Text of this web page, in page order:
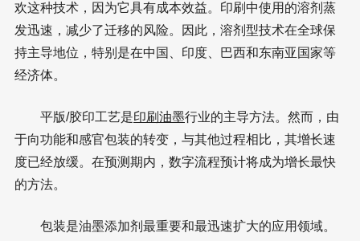
欢这种技术，因为它具有成本效益。印刷中使用的溶剂蒸
发迅速，减少了迁移的风险。因此，溶剂型技术在全球保
持主导地位，特别是在中国、印度、巴西和东南亚国家等
经济体。
平版/胶印工艺是印刷油墨行业的主导方法。然而，由
于向功能和感官包装的转变，与其他过程相比，其增长速
度已经放缓。在预测期内，数字流程预计将成为增长最快
的方法。
包装是油墨添加剂最重要和最迅速扩大的应用领域。